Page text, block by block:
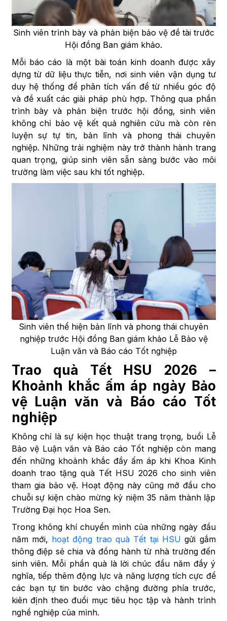
Sinh viên trình bày và phản biện bảo vệ đề tài trước
Hội đồng Ban giám khảo.
Mỗi báo cáo là một bài toán kinh doanh được xây
dựng từ dữ liệu thực tiễn, nơi sinh viên vận dụng tư
duy hệ thống để phân tích vấn đề từ nhiều góc độ
và đề xuất các giải pháp phù hợp. Thông qua phần
trình bày và phản biện trước hội đồng, sinh viên
không chỉ bảo vệ kết quả nghiên cứu mà còn rèn
luyện sự tự tin, bản lĩnh và phong thái chuyên
nghiệp. Những trải nghiệm này trở thành hành trang
quan trọng, giúp sinh viên sẵn sàng bước vào môi
trường làm việc sau khi tốt nghiệp.
Sinh viên thể hiện bản lĩnh và phong thái chuyên
nghiệp trước Hội đồng Ban giám khảo Lễ Bảo vệ
Luận văn và Báo cáo Tốt nghiệp
Trao quà Tết HSU 2026 –
Khoảnh khắc ấm áp ngày Bảo
vệ Luận văn và Báo cáo Tốt
nghiệp
Không chỉ là sự kiện học thuật trang trọng, buổi Lễ
Bảo vệ Luận văn và Báo cáo Tốt nghiệp còn mang
đến những khoảnh khắc đầy ấm áp khi Khoa Kinh
doanh trao tặng quà Tết HSU 2026 cho sinh viên
tham gia bảo vệ. Hoạt động này cũng mở đầu cho
chuỗi sự kiện chào mừng kỷ niệm 35 năm thành lập
Trường Đại học Hoa Sen.
Trong không khí chuyển mình của những ngày đầu
năm mới, hoạt động trao quà Tết tại HSU gửi gắm
thông điệp sẻ chia và đồng hành từ nhà trường đến
sinh viên. Mỗi phần quà là lời chúc đầu năm đầy ý
nghĩa, tiếp thêm động lực và năng lượng tích cực để
các bạn tự tin bước vào chặng đường phía trước,
kiên định theo đuổi mục tiêu học tập và hành trình
nghề nghiệp của mình.